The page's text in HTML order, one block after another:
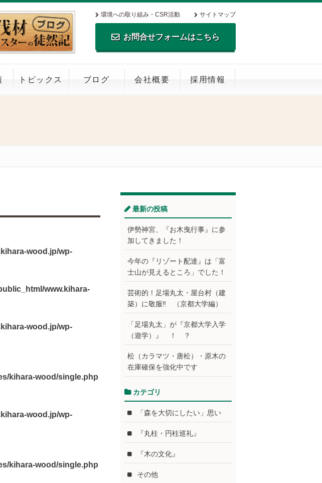
環境への取り組み・CSR活動 サイトマップ
お問合せフォームはこちら
TEL.0795-35-0516 FAX.0795-35-
0269
トピックス ブログ 会社概要 採用情報
wood.jp/wp-
www.kihara-
wood.jp/wp-
kihara-wood/single.php
wood.jp/wp-
kihara-wood/single.php
最新の投稿
伊勢神宮、『お木曳行事』に参
加してきました！
今年の『リゾート配達』は「富
士山が見えるところ」でした！
芸術的！足場丸太・屋台村（建
築）に敬服‼ （京都大学編）
「足場丸太」が『京都大学入学
（遊学）』 ！ ？
松（カラマツ・唐松）・原木の
在庫確保を強化中です
カテゴリ
「森を大切にしたい」思い
『丸柱・円柱巡礼』
『木の文化』
その他